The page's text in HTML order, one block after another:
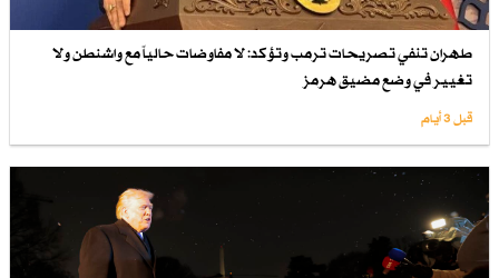
طهران تنفي تصريحات ترمب وتؤكد: لا مفاوضات حالياً مع واشنطن ولا
تغيير في وضع مضيق هرمز
قبل 3 أيام